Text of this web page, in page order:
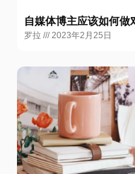
自媒体博主应该如何做
罗拉 2023年2月25日